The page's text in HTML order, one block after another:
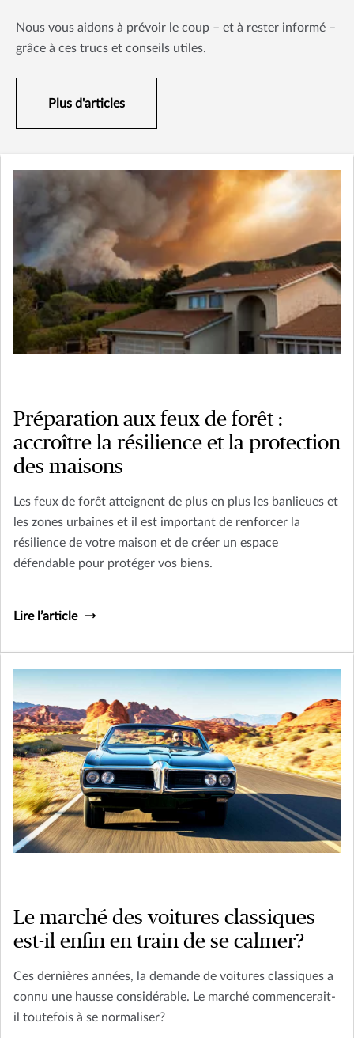
Nous vous aidons à prévoir le coup – et à rester informé –
grâce à ces trucs et conseils utiles.
Plus d'articles
Préparation aux feux de forêt :
accroître la résilience et la protection
des maisons
Les feux de forêt atteignent de plus en plus les banlieues et
les zones urbaines et il est important de renforcer la
résilience de votre maison et de créer un espace
défendable pour protéger vos biens.
Lire l’article
Le marché des voitures classiques
est-il enfin en train de se calmer?
Ces dernières années, la demande de voitures classiques a
connu une hausse considérable. Le marché commencerait-
il toutefois à se normaliser?